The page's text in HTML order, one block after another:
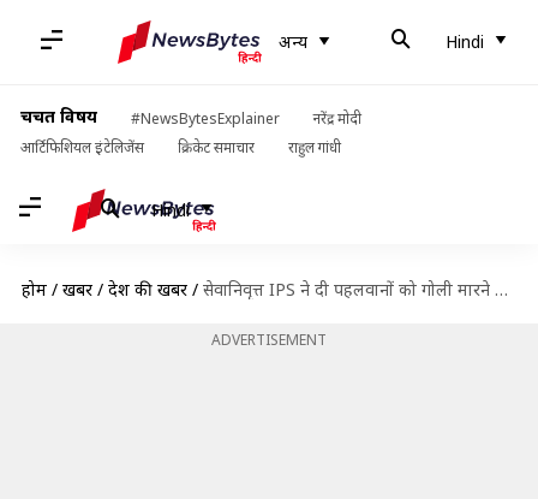
अन्य Hindi
चर्चित विषय #NewsBytesExplainer
नरेंद्र मोदी
आर्टिफिशियल इंटेलिजेंस
क्रिकेट समाचार राहुल गांधी
Hindi
होम / खबरें / देश की खबरें / सेवानिवृत्त IPS ने दी पहलवानों को गोली मारने की धमकी, बजरंग पूनिया ने पूछा- कहां आएं
ADVERTISEMENT